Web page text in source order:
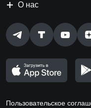
О нас
Пользовательское